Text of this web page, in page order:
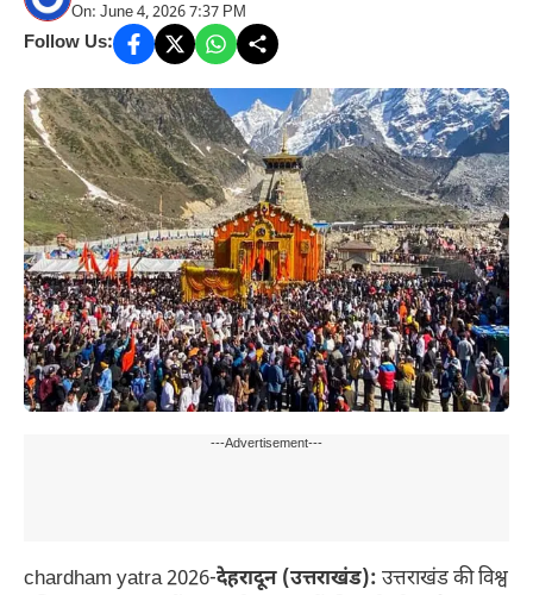
On: June 4, 2026 7:37 PM
Follow Us:
---Advertisement---
chardham yatra 2026-देहरादून (उत्तराखंड): उत्तराखंड की विश्व